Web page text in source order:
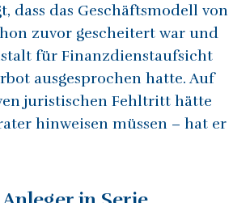
dass das Geschäftsmodell von
zuvor gescheitert war und
für Finanzdienstaufsicht
ausgesprochen hatte. Auf
juristischen Fehltritt hätte
hinweisen müssen – hat er